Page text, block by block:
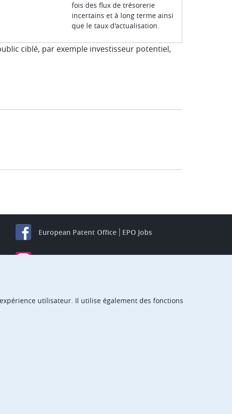
fois des flux de trésorerie
incertains et à long terme ainsi
que le taux d'actualisation.
ciblé, par exemple investisseur potentiel,
European Patent Office EPO Jobs
EPO Procurement
utilisateur. Il utilise également des fonctions